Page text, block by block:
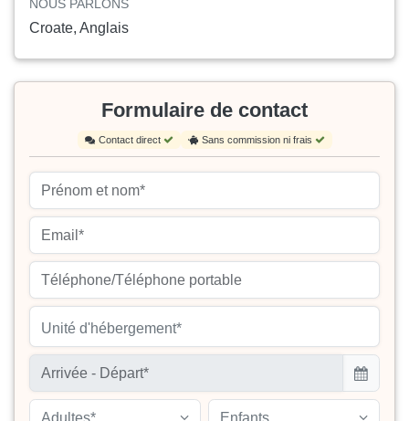
NOUS PARLONS
Croate, Anglais
Formulaire de contact
Contact direct Sans commission ni frais
Unité d'hébergement*